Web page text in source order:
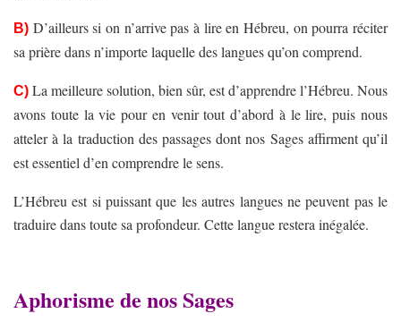
B) D’ailleurs si on n’arrive pas à lire en Hébreu, on pourra réciter
sa prière dans n’importe laquelle des langues qu’on comprend.
C) La meilleure solution, bien sûr, est d’apprendre l’Hébreu. Nous
avons toute la vie pour en venir tout d’abord à le lire, puis nous
atteler à la traduction des passages dont nos Sages affirment qu’il
est essentiel d’en comprendre le sens.
L’Hébreu est si puissant que les autres langues ne peuvent pas le
traduire dans toute sa profondeur. Cette langue restera inégalée.
Aphorisme de nos Sages